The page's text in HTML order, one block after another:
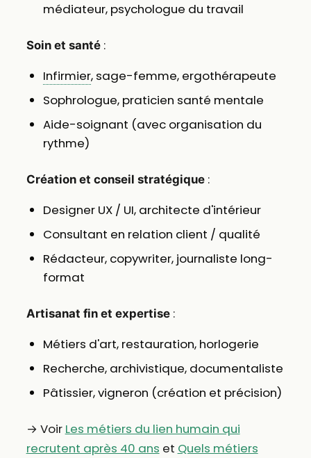
médiateur, psychologue du travail
Soin et santé:
Infirmier, sage-femme, ergothérapeute
Sophrologue, praticien santé mentale
Aide-soignant (avec organisation du
rythme)
Création et conseil stratégique:
Designer UX / UI, architecte d'intérieur
Consultant en relation client / qualité
Rédacteur, copywriter, journaliste long-
format
Artisanat fin et expertise:
Métiers d'art, restauration, horlogerie
Recherche, archivistique, documentaliste
Pâtissier, vigneron (création et précision)
→ Voir Les métiers du lien humain qui
recrutent après 40 ans et Quels métiers